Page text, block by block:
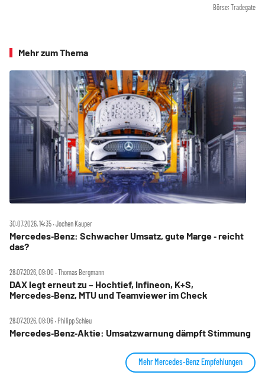
Börse: Tradegate
Mehr zum Thema
30.07.2026, 14:35 ‧ Jochen Kauper
Mercedes‑Benz: Schwacher Umsatz, gute Marge ‑ reicht
das?
28.07.2026, 09:00 ‧ Thomas Bergmann
DAX legt erneut zu – Hochtief, Infineon, K+S,
Mercedes‑Benz, MTU und Teamviewer im Check
28.07.2026, 08:06 ‧ Philipp Schleu
Mercedes‑Benz‑Aktie: Umsatzwarnung dämpft Stimmung
Mehr Mercedes-Benz Empfehlungen